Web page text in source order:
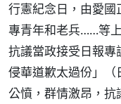
行憲紀念日，由愛
專青年和老兵……等
抗議當政接受日報
侵華道歉太過份」
公憤，群情激昂，抗